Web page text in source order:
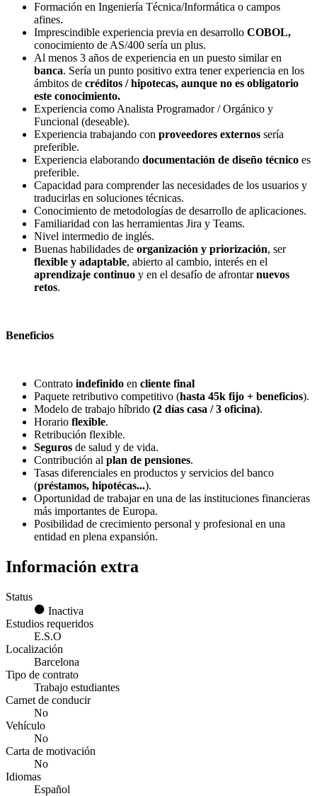
Formación en Ingeniería Técnica/Informática o campos
afines.
Imprescindible experiencia previa en desarrollo COBOL,
conocimiento de AS/400 sería un plus.
Al menos 3 años de experiencia en un puesto similar en
banca. Sería un punto positivo extra tener experiencia en los
ámbitos de créditos / hipotecas, aunque no es obligatorio
este conocimiento.
Experiencia como Analista Programador / Orgánico y
Funcional (deseable).
Experiencia trabajando con proveedores externos sería
preferible.
Experiencia elaborando documentación de diseño técnico es
preferible.
Capacidad para comprender las necesidades de los usuarios y
traducirlas en soluciones técnicas.
Conocimiento de metodologías de desarrollo de aplicaciones.
Familiaridad con las herramientas Jira y Teams.
Nivel intermedio de inglés.
Buenas habilidades de organización y priorización, ser
flexible y adaptable, abierto al cambio, interés en el
aprendizaje continuo y en el desafío de afrontarnuevos
retos.
Beneficios
Contrato indefinido en cliente final
Paquete retributivo competitivo (hasta 45k fijo + beneficios).
Modelo de trabajo híbrido (2 días casa / 3 oficina).
Horario flexible.
Retribución flexible.
Seguros de salud y de vida.
Contribución al plan de pensiones.
Tasas diferenciales en productos y servicios del banco
(préstamos, hipotécas...).
Oportunidad de trabajar en una de las instituciones financieras
más importantes de Europa.
Posibilidad de crecimiento personal y profesional en una
entidad en plena expansión.
Información extra
Status
Inactiva
Estudios requeridos
E.S.O
Localización
Barcelona
Tipo de contrato
Trabajo estudiantes
Carnet de conducir
No
Vehículo
No
Carta de motivación
No
Idiomas
Español